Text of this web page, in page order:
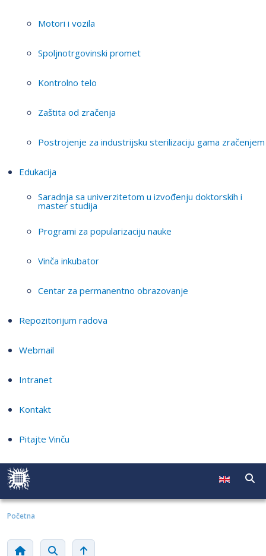
Motori i vozila
Spoljnotrgovinski promet
Kontrolno telo
Zaštita od zračenja
Postrojenje za industrijsku sterilizaciju gama zračenjem
Edukacija
Saradnja sa univerzitetom u izvođenju doktorskih i
master studija
Programi za popularizaciju nauke
Vinča inkubator
Centar za permanentno obrazovanje
Repozitorijum radova
Webmail
Intranet
Kontakt
Pitajte Vinču
Početna